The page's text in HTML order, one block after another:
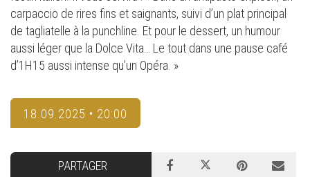
carpaccio de rires fins et saignants, suivi d’un plat principal
de tagliatelle à la punchline. Et pour le dessert, un humour
aussi léger que la Dolce Vita… Le tout dans une pause café
d’1H15 aussi intense qu’un Opéra. »
18.09.2025 • 20:00
PARTAGER